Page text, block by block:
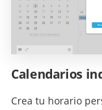
Calendarios
Crea tu horario